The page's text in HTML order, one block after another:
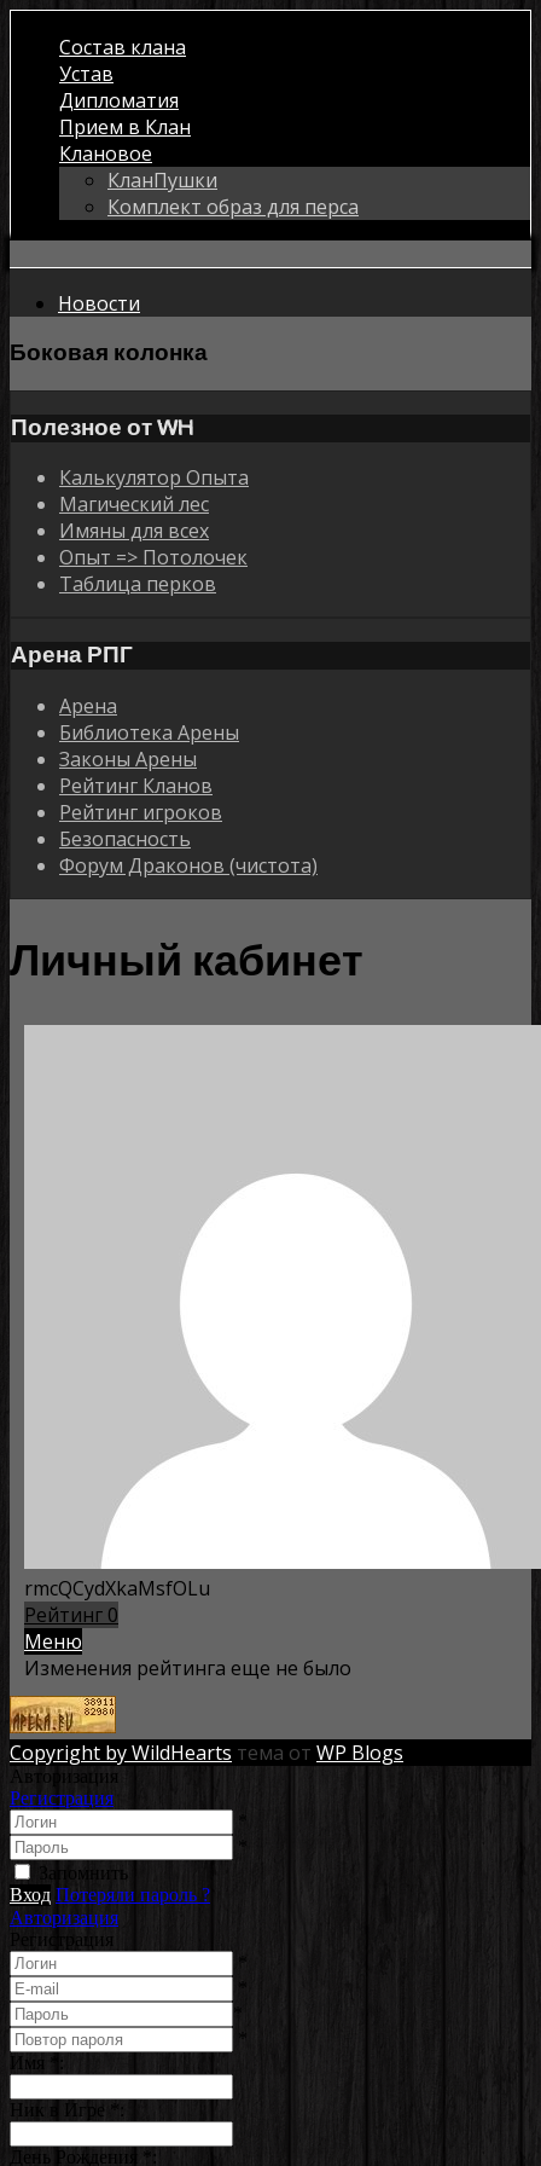
Состав клана
Устав
Дипломатия
Прием в Клан
Клановое
КланПушки
Комплект образ для перса
Новости
Боковая колонка
Полезное от WH
Калькулятор Опыта
Магический лес
Имяны для всех
Опыт => Потолочек
Таблица перков
Арена РПГ
Арена
Библиотека Арены
Законы Арены
Рейтинг Кланов
Рейтинг игроков
Безопасность
Форум Драконов (чистота)
Личный кабинет
rmcQCydXkaMsfOLu
Рейтинг 0
Меню
Изменения рейтинга еще не было
Copyright by WildHearts тема от WP Blogs
Авторизация
Регистрация
Запомнить
Вход Потеряли пароль ?
Авторизация
Регистрация
*
*
*
Имя
:
Ник в Игре *:
День Рождения * :